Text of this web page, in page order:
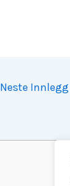
Neste Innlegg